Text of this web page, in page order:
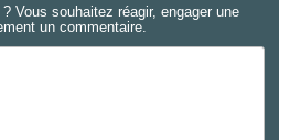
Vous souhaitez réagir, engager une
un commentaire.